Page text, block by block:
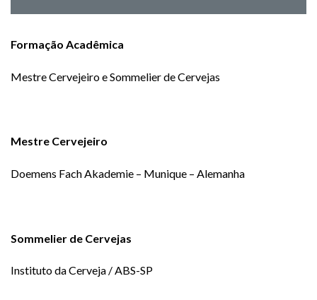
Formação Acadêmica
Mestre Cervejeiro e Sommelier de Cervejas
Mestre Cervejeiro
Doemens Fach Akademie – Munique – Alemanha
Sommelier de Cervejas
Instituto da Cerveja / ABS-SP